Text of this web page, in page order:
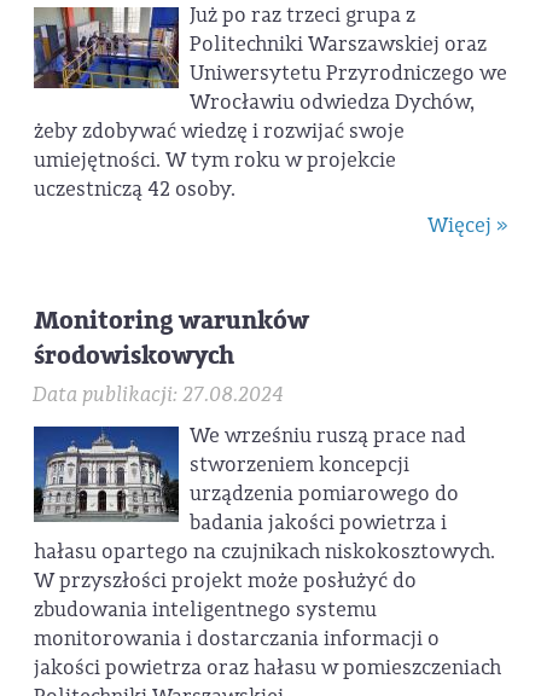
Już po raz trzeci grupa z
Politechniki Warszawskiej oraz
Uniwersytetu Przyrodniczego we
Wrocławiu odwiedza Dychów,
żeby zdobywać wiedzę i rozwijać swoje
umiejętności. W tym roku w projekcie
uczestniczą 42 osoby.
Więcej »
Monitoring warunków
środowiskowych
Data publikacji: 27.08.2024
We wrześniu ruszą prace nad
stworzeniem koncepcji
urządzenia pomiarowego do
badania jakości powietrza i
hałasu opartego na czujnikach niskokosztowych.
W przyszłości projekt może posłużyć do
zbudowania inteligentnego systemu
monitorowania i dostarczania informacji o
jakości powietrza oraz hałasu w pomieszczeniach